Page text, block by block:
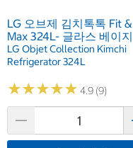
LG 오브제 김치톡톡 Fit &
Max 324L- 글라스 베이지
LG Objet Collection Kimchi
Refrigerator 324L
★★★★★
★★★★★ 4.9 (9)